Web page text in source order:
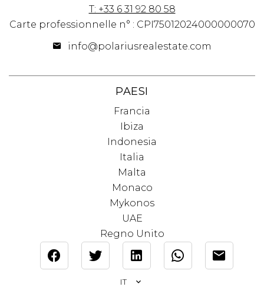
T: +33 6 31 92 80 58
Carte professionnelle n° : CPI75012024000000070
info@polariusrealestate.com
PAESI
Francia
Ibiza
Indonesia
Italia
Malta
Monaco
Mykonos
UAE
Regno Unito
IT